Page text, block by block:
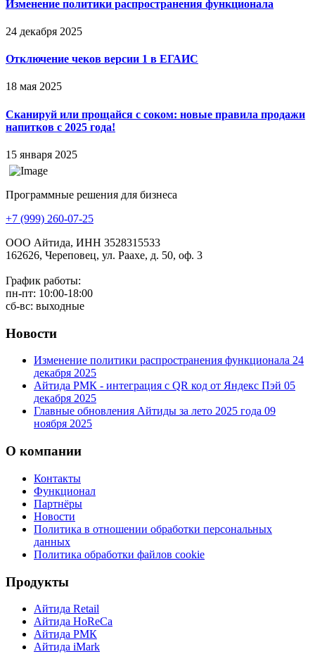
Изменение политики распространения функционала
24 декабря 2025
Отключение чеков версии 1 в ЕГАИС
18 мая 2025
Сканируй или прощайся с соком: новые правила продажи
напитков с 2025 года!
15 января 2025
Программные решения для бизнеса
+7 (999) 260-07-25
ООО Айтида, ИНН 3528315533
162626, Череповец, ул. Раахе, д. 50, оф. 3
График работы:
пн-пт: 10:00-18:00
сб-вс: выходные
Новости
Изменение политики распространения функционала 24
декабря 2025
Айтида РМК - интеграция с QR код от Яндекс Пэй 05
декабря 2025
Главные обновления Айтиды за лето 2025 года 09
ноября 2025
О компании
Контакты
Функционал
Партнёры
Новости
Политика в отношении обработки персональных
данных
Политика обработки файлов cookie
Продукты
Айтида Retail
Айтида HoReCa
Айтида РМК
Айтида iMark